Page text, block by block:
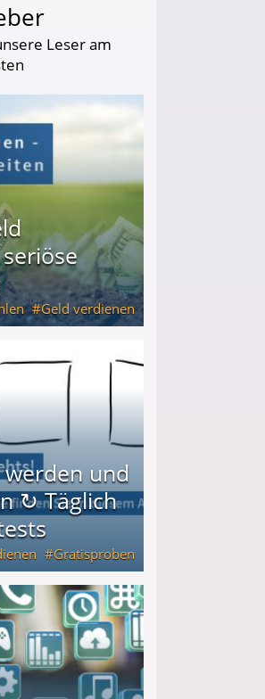
Leser am
Geld verdienen
und
↻ Täglich
Gratisproben